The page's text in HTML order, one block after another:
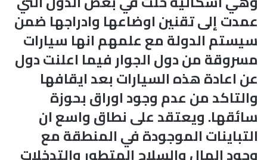
عمدت إلى تقنين اوضاعها وادراجها ضمن
سيستم الدولة مع علمهم انها سيارات
مسروقة من دول الجوار فيما اعلنت دول
عن اعادة هذه السيارات بعد ايقافها
والتاكد من عدم وجود اوراق بحوزة
سائقها. ويعتقد على نطاق واسع ان
التباينات الموجودة في المنطقة مع